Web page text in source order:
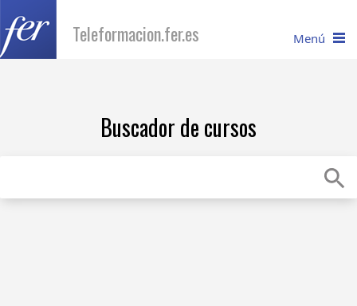
Teleformacion.fer.es Menú
Recuperar contraseña
Buscador de cursos